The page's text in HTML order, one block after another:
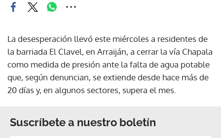
La desesperación llevó este miércoles a residentes de
la barriada El Clavel, en Arraiján, a cerrar la vía Chapala
como medida de presión ante la falta de agua potable
que, según denuncian, se extiende desde hace más de
20 días y, en algunos sectores, supera el mes.
Suscríbete a nuestro boletín